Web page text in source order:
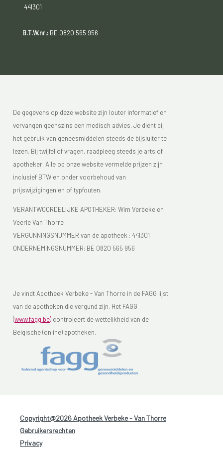
441301
B.T.W.nr.:BE 0820 565 956
De gegevens op deze website zijn louter informatief en
vervangen geenszins een medisch advies. Je dient bij
het gebruik van geneesmiddelen steeds de bijsluiter te
lezen. Bij twijfel of vragen, raadpleeg steeds je arts of
apotheker. Alle op onze website vermelde prijzen zijn
inclusief BTW en onder voorbehoud van
prijswijzigingen en of typfouten.
VERANTWOORDELIJKE APOTHEKER: Wim Verbeke en
Veerle Van Thorre
VERGUNNINGSNUMMER van de apotheek : 441301
ONDERNEMINGSNUMMER: BE 0820 565 956
Je vindt Apotheek Verbeke - Van Thorre in de FAGG lijst
van de apotheken die vergund zijn. Het FAGG
(www.fagg.be) controleert de wettelikheid van de
Belgische (online) apotheken.
Copyright@2026 Apotheek Verbeke - Van Thorre
Gebruikersrechten
Privacy